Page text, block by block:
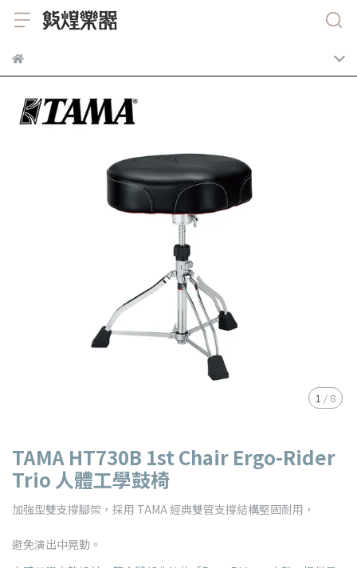
1 / 8
TAMA HT730B 1st Chair Ergo-Rider
Trio 人體工學鼓椅
加強型雙支撐腳架，採用 TAMA 經典雙管支撐結構堅固耐用，
避免演出中晃動。